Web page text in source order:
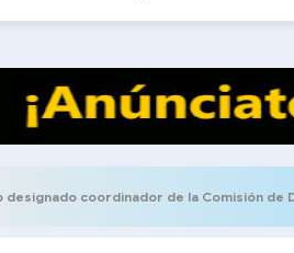
coordinador de la Comisión de